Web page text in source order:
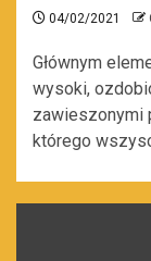
04/02/2021
Głównym
wysoki,
zawieszonymi
którego